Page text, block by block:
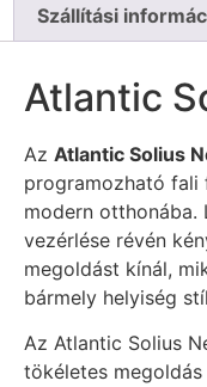
Szállítási
Atlantic
Az Atlantic Solius
programozható fali
modern otthonába.
vezérlése révén
megoldást kínál,
bármely helyiség
Az Atlantic Solius
tökéletes